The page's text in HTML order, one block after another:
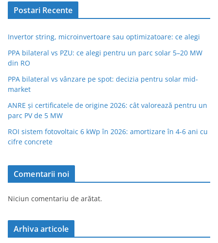
Postari Recente
Invertor string, microinvertoare sau optimizatoare: ce alegi
PPA bilateral vs PZU: ce alegi pentru un parc solar 5–20 MW
din RO
PPA bilateral vs vânzare pe spot: decizia pentru solar mid-
market
ANRE și certificatele de origine 2026: cât valorează pentru un
parc PV de 5 MW
ROI sistem fotovoltaic 6 kWp în 2026: amortizare în 4-6 ani cu
cifre concrete
Comentarii noi
Niciun comentariu de arătat.
Arhiva articole